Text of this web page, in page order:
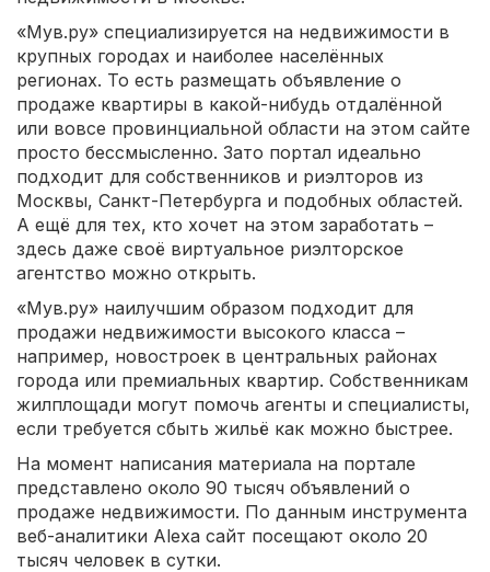
«Мув.ру» специализируется на недвижимости в
крупных городах и наиболее населённых
регионах. То есть размещать объявление о
продаже квартиры в какой-нибудь отдалённой
или вовсе провинциальной области на этом сайте
просто бессмысленно. Зато портал идеально
подходит для собственников и риэлторов из
Москвы, Санкт-Петербурга и подобных областей.
А ещё для тех, кто хочет на этом заработать –
здесь даже своё виртуальное риэлторское
агентство можно открыть.
«Мув.ру» наилучшим образом подходит для
продажи недвижимости высокого класса –
например, новостроек в центральных районах
города или премиальных квартир. Собственникам
жилплощади могут помочь агенты и специалисты,
если требуется сбыть жильё как можно быстрее.
На момент написания материала на портале
представлено около 90 тысяч объявлений о
продаже недвижимости. По данным инструмента
веб-аналитики Alexa сайт посещают около 20
тысяч человек в сутки.